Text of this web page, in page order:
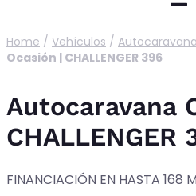
Home / Vehículos /
Ocasión | CHALLENGER 396
Autocaravana
CHALLENGER
FINANCIACIÓN EN HASTA 168